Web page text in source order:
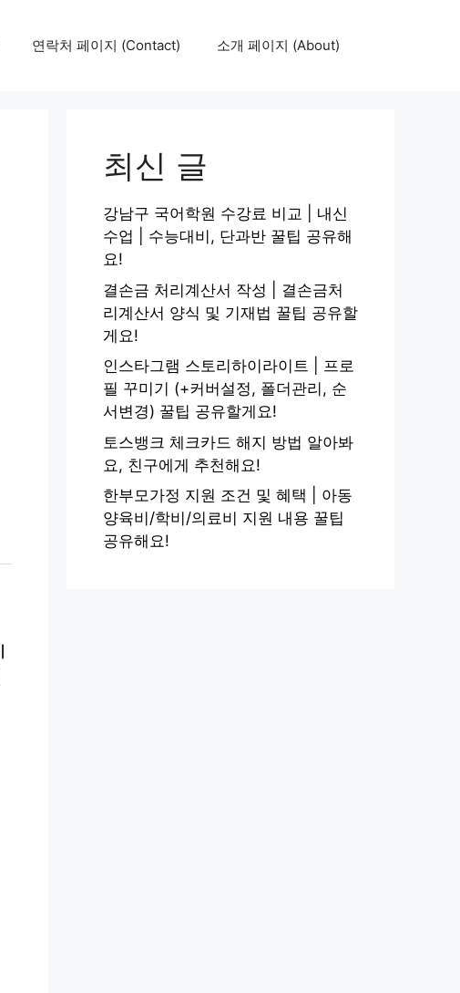
연락처 페이지 (Contact) 소개 페이지 (About)
최신 글
강남구 국어학원 수강료 비교 | 내신
수업 | 수능대비, 단과반 꿀팁 공유해
요!
결손금 처리계산서 작성 | 결손금처
리계산서 양식 및 기재법 꿀팁 공유할
게요!
인스타그램 스토리하이라이트 | 프로
필 꾸미기 (+커버설정, 폴더관리, 순
서변경) 꿀팁 공유할게요!
토스뱅크 체크카드 해지 방법 알아봐
요, 친구에게 추천해요!
한부모가정 지원 조건 및 혜택 | 아동
양육비/학비/의료비 지원 내용 꿀팁
공유해요!